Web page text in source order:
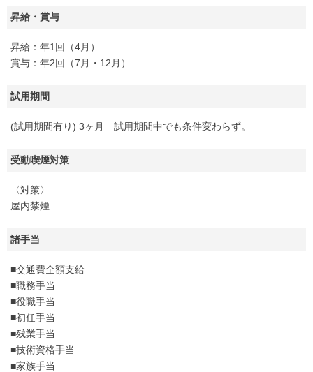
昇給・賞与
昇給：年1回（4月）
賞与：年2回（7月・12月）
試用期間
(試用期間有り) 3ヶ月 試用期間中でも条件変わらず。
受動喫煙対策
〈対策〉
屋内禁煙
諸手当
■交通費全額支給
■職務手当
■役職手当
■初任手当
■残業手当
■技術資格手当
■家族手当